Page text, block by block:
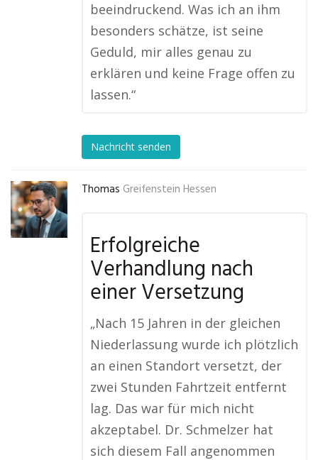
beeindruckend. Was ich an ihm
besonders schätze, ist seine
Geduld, mir alles genau zu
erklären und keine Frage offen zu
lassen.“
Nachricht senden
Thomas Greifenstein Hessen
Erfolgreiche
Verhandlung nach
einer Versetzung
„Nach 15 Jahren in der gleichen
Niederlassung wurde ich plötzlich
an einen Standort versetzt, der
zwei Stunden Fahrtzeit entfernt
lag. Das war für mich nicht
akzeptabel. Dr. Schmelzer hat
sich diesem Fall angenommen